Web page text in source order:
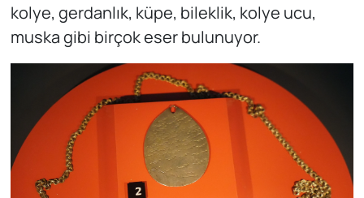
kolye, gerdanlık, küpe, bileklik, kolye ucu,
muska gibi birçok eser bulunuyor.